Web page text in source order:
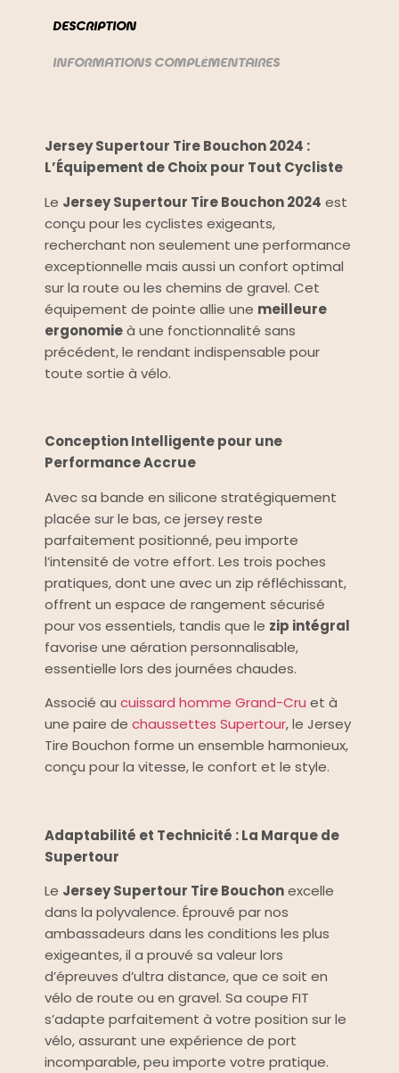
DESCRIPTION
INFORMATIONS COMPLÉMENTAIRES
Jersey Supertour Tire Bouchon 2024 :
L’Équipement de Choix pour Tout Cycliste
Le Jersey Supertour Tire Bouchon 2024 est
conçu pour les cyclistes exigeants,
recherchant non seulement une performance
exceptionnelle mais aussi un confort optimal
sur la route ou les chemins de gravel. Cet
équipement de pointe allie une meilleure
ergonomieà une fonctionnalité sans
précédent, le rendant indispensable pour
toute sortie à vélo.
Conception Intelligente pour une
Performance Accrue
Avec sa bande en silicone stratégiquement
placée sur le bas, ce jersey reste
parfaitement positionné, peu importe
l’intensité de votre effort. Les trois poches
pratiques, dont une avec un zip réfléchissant,
offrent un espace de rangement sécurisé
pour vos essentiels, tandis que le zip intégral
favorise une aération personnalisable,
essentielle lors des journées chaudes.
Associé au cuissard homme Grand-Cru et à
une paire de chaussettes Supertour, le Jersey
Tire Bouchon forme un ensemble harmonieux,
conçu pour la vitesse, le confort et le style.
Adaptabilité et Technicité : La Marque de
Supertour
Le Jersey Supertour Tire Bouchonexcelle
dans la polyvalence. Éprouvé par nos
ambassadeurs dans les conditions les plus
exigeantes, il a prouvé sa valeur lors
d’épreuves d’ultra distance, que ce soit en
vélo de route ou en gravel. Sa coupe FIT
s’adapte parfaitement à votre position sur le
vélo, assurant une expérience de port
incomparable, peu importe votre pratique.